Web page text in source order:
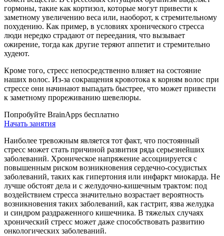
гормоны, такие как кортизол, которые могут привести к
заметному увеличению веса или, наоборот, к стремительному
похудению. Как пример, в условиях хронического стресса
люди нередко страдают от переедания, что вызывает
ожирение, тогда как другие теряют аппетит и стремительно
худеют.
Кроме того, стресс непосредственно влияет на состояние
наших волос. Из-за сокращения кровотока к корням волос при
стрессе они начинают выпадать быстрее, что может привести
к заметному прореживанию шевелюры.
Попробуйте BrainApps бесплатно
Начать занятия
Наиболее тревожным является тот факт, что постоянный
стресс может стать причиной развития ряда серьезнейших
заболеваний. Хроническое напряжение ассоциируется с
повышенным риском возникновения сердечно-сосудистых
заболеваний, таких как гипертония или инфаркт миокарда. Не
лучше обстоят дела и с желудочно-кишечным трактом: под
воздействием стресса значительно возрастает вероятность
возникновения таких заболеваний, как гастрит, язва желудка
и синдром раздраженного кишечника. В тяжелых случаях
хронический стресс может даже способствовать развитию
онкологических заболеваний.